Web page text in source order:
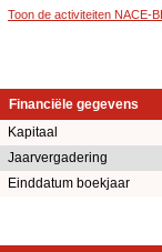
Toon de activiteiten NACE-
Financiële gegevens
Kapitaal
Jaarvergadering
Einddatum boekjaar